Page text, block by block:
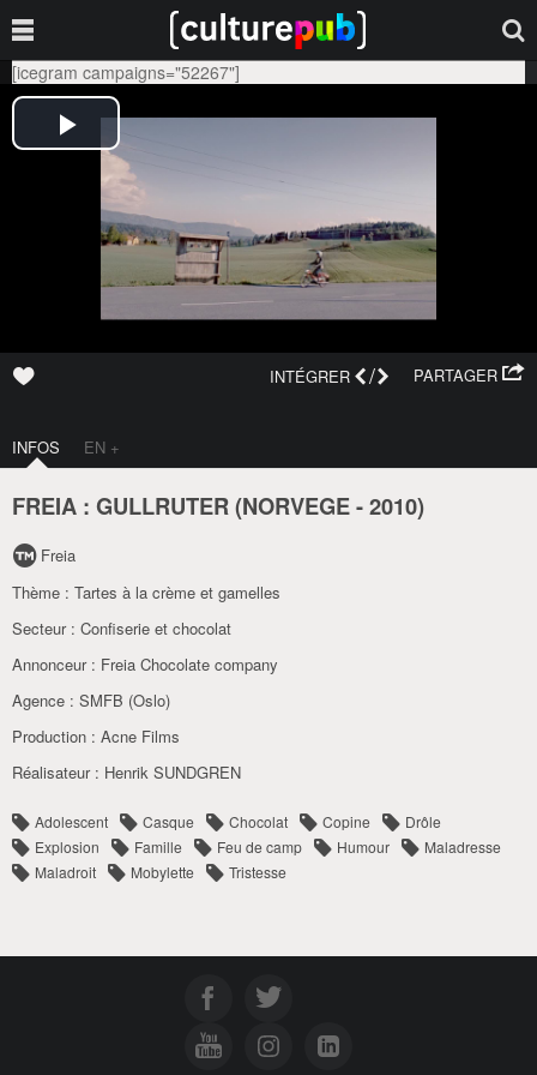
[icegram campaigns="52267"]
PARTAGER
INTÉGRER /
INFOS EN +
FREIA : GULLRUTER (NORVEGE-2010)
Freia
Thème : Tartes à la crème et gamelles
Secteur : Confiserie et chocolat
Annonceur : Freia Chocolate company
Agence : SMFB (Oslo)
Production : Acne Films
Réalisateur : Henrik SUNDGREN
Adolescent Casque Chocolat Copine
Drôle
Explosion
Famille Feu de camp Humour
Maladresse
Maladroit
Mobylette Tristesse